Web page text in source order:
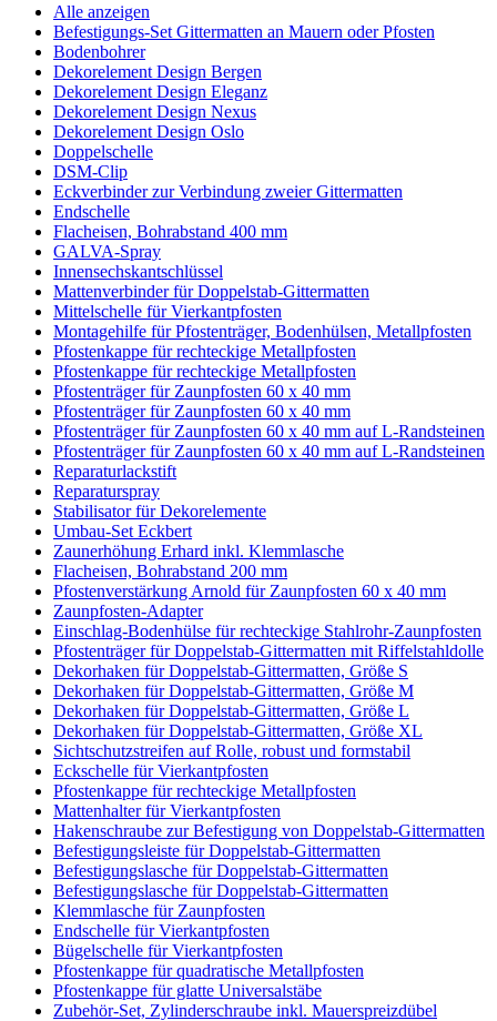
Alle anzeigen
Befestigungs-Set Gittermatten an Mauern oder Pfosten
Bodenbohrer
Dekorelement Design Bergen
Dekorelement Design Eleganz
Dekorelement Design Nexus
Dekorelement Design Oslo
Doppelschelle
DSM-Clip
Eckverbinder zur Verbindung zweier Gittermatten
Endschelle
Flacheisen, Bohrabstand 400 mm
GALVA-Spray
Innensechskantschlüssel
Mattenverbinder für Doppelstab-Gittermatten
Mittelschelle für Vierkantpfosten
Montagehilfe für Pfostenträger, Bodenhülsen, Metallpfosten
Pfostenkappe für rechteckige Metallpfosten
Pfostenkappe für rechteckige Metallpfosten
Pfostenträger für Zaunpfosten 60 x 40 mm
Pfostenträger für Zaunpfosten 60 x 40 mm
Pfostenträger für Zaunpfosten 60 x 40 mm auf L-Randsteinen
Pfostenträger für Zaunpfosten 60 x 40 mm auf L-Randsteinen
Reparaturlackstift
Reparaturspray
Stabilisator für Dekorelemente
Umbau-Set Eckbert
Zaunerhöhung Erhard inkl. Klemmlasche
Flacheisen, Bohrabstand 200 mm
Pfostenverstärkung Arnold für Zaunpfosten 60 x 40 mm
Zaunpfosten-Adapter
Einschlag-Bodenhülse für rechteckige Stahlrohr-Zaunpfosten
Pfostenträger für Doppelstab-Gittermatten mit Riffelstahldolle
Dekorhaken für Doppelstab-Gittermatten, Größe S
Dekorhaken für Doppelstab-Gittermatten, Größe M
Dekorhaken für Doppelstab-Gittermatten, Größe L
Dekorhaken für Doppelstab-Gittermatten, Größe XL
Sichtschutzstreifen auf Rolle, robust und formstabil
Eckschelle für Vierkantpfosten
Pfostenkappe für rechteckige Metallpfosten
Mattenhalter für Vierkantpfosten
Hakenschraube zur Befestigung von Doppelstab-Gittermatten
Befestigungsleiste für Doppelstab-Gittermatten
Befestigungslasche für Doppelstab-Gittermatten
Befestigungslasche für Doppelstab-Gittermatten
Klemmlasche für Zaunpfosten
Endschelle für Vierkantpfosten
Bügelschelle für Vierkantpfosten
Pfostenkappe für quadratische Metallpfosten
Pfostenkappe für glatte Universalstäbe
Zubehör-Set, Zylinderschraube inkl. Mauerspreizdübel